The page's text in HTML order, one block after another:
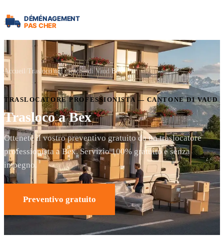
Accueil Trasloco nel cantone di Vaud Bex
TRASLOCATORE PROFESSIONISTA — CANTONE DI VAUD
Trasloco a Bex
Ottenete il vostro preventivo gratuito da un traslocatore
professionista a Bex. Servizio 100% gratuito e senza
impegno.
Preventivo gratuito